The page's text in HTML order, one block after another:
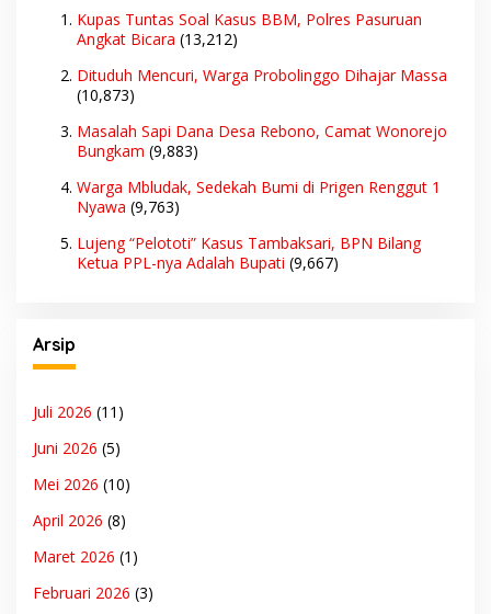
Kupas Tuntas Soal Kasus BBM, Polres Pasuruan
Angkat Bicara (13,212)
Dituduh Mencuri, Warga Probolinggo Dihajar Massa
(10,873)
Masalah Sapi Dana Desa Rebono, Camat Wonorejo
Bungkam (9,883)
Warga Mbludak, Sedekah Bumi di Prigen Renggut 1
Nyawa (9,763)
Lujeng “Pelototi” Kasus Tambaksari, BPN Bilang
Ketua PPL-nya Adalah Bupati (9,667)
Arsip
Juli 2026 (11)
Juni 2026 (5)
Mei 2026 (10)
April 2026 (8)
Maret 2026 (1)
Februari 2026 (3)